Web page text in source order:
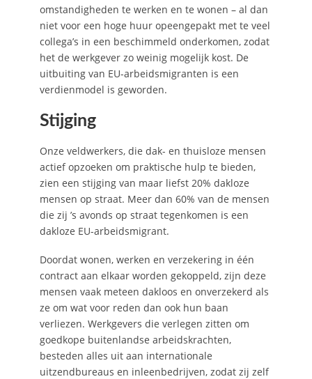
omstandigheden te werken en te wonen – al dan
niet voor een hoge huur opeengepakt met te veel
collega’s in een beschimmeld onderkomen, zodat
het de werkgever zo weinig mogelijk kost. De
uitbuiting van EU-arbeidsmigranten is een
verdienmodel is geworden.
Stijging
Onze veldwerkers, die dak- en thuisloze mensen
actief opzoeken om praktische hulp te bieden,
zien een stijging van maar liefst 20% dakloze
mensen op straat. Meer dan 60% van de mensen
die zij ’s avonds op straat tegenkomen is een
dakloze EU-arbeidsmigrant.
Doordat wonen, werken en verzekering in één
contract aan elkaar worden gekoppeld, zijn deze
mensen vaak meteen dakloos en onverzekerd als
ze om wat voor reden dan ook hun baan
verliezen. Werkgevers die verlegen zitten om
goedkope buitenlandse arbeidskrachten,
besteden alles uit aan internationale
uitzendbureaus en inleenbedrijven, zodat zij zelf